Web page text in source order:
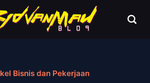
Bisnis dan Pekerjaan